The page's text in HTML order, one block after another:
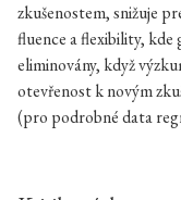
zkušenostem, snižuje
fluence a flexibility, kde
eliminovány, když
otevřenost k novým
(pro podrobné data